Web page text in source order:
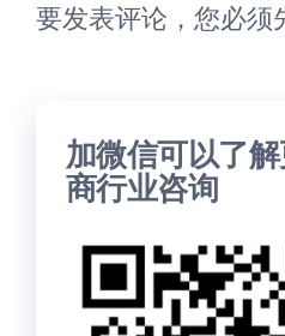
要发表评论，您必须
加微信可以了
商行业咨询